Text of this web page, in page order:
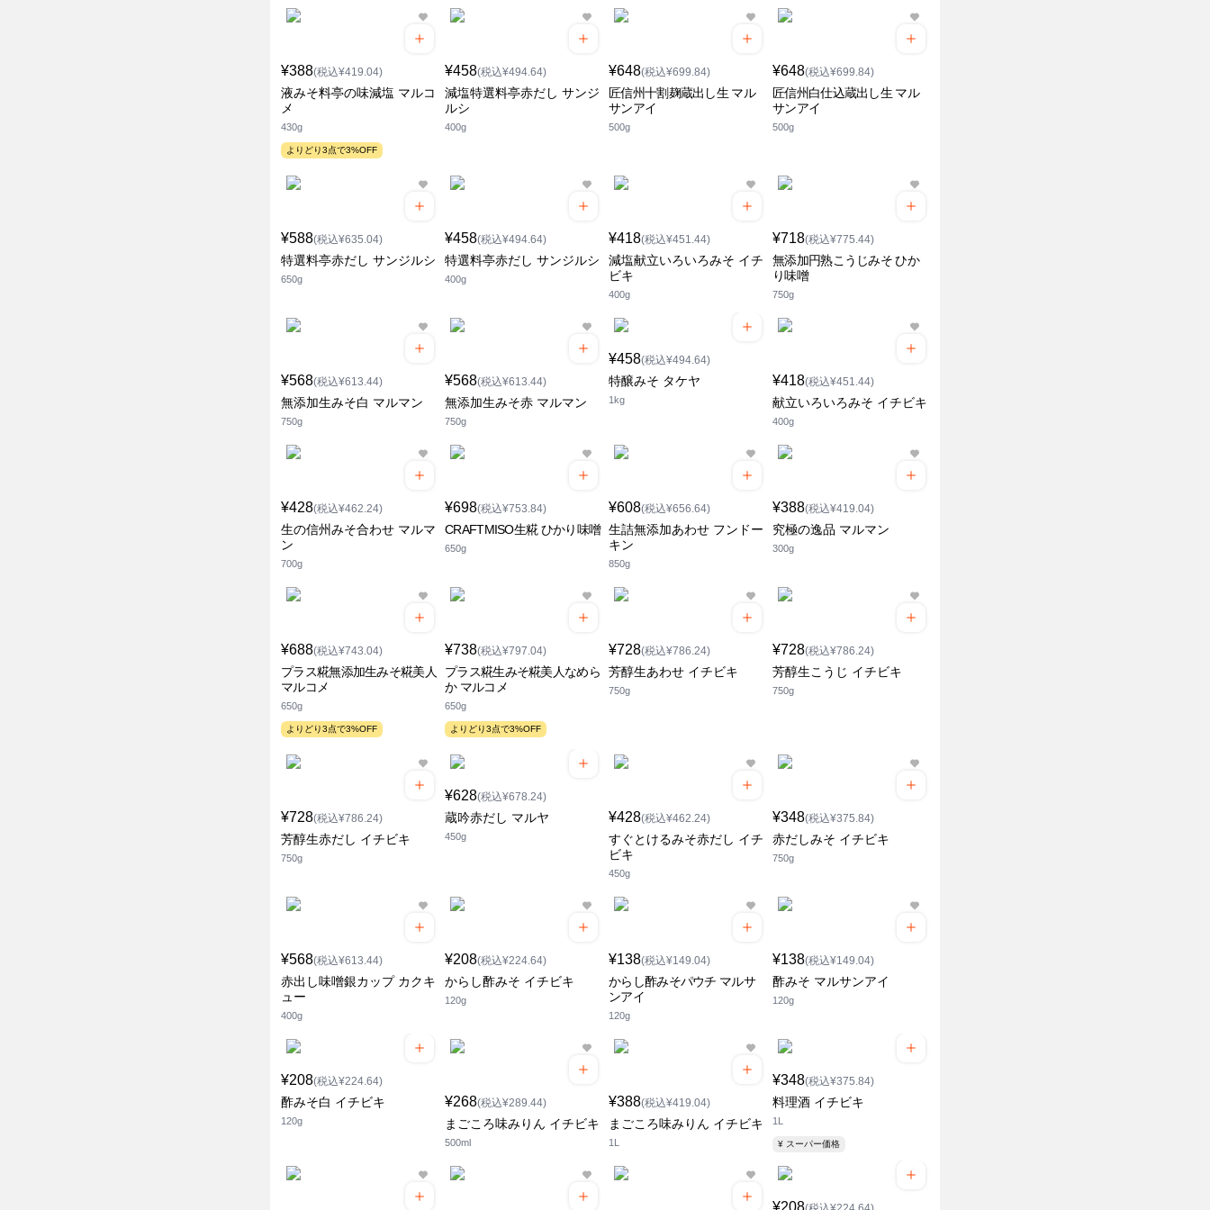
¥388(税込¥419.04)
液みそ料亭の味減塩 マルコ
メ
430g
よりどり3点で3%OFF
¥458(税込¥494.64)
減塩特選料亭赤だし サンジ
ルシ
400g
¥648(税込¥699.84)
匠信州十割麹蔵出し生 マル
サンアイ
500g
¥648(税込¥699.84)
匠信州白仕込蔵出し生 マル
サンアイ
500g
¥588(税込¥635.04)
特選料亭赤だし サンジルシ
650g
¥458(税込¥494.64)
特選料亭赤だし サンジルシ
400g
¥418(税込¥451.44)
減塩献立いろいろみそ イチ
ビキ
400g
¥718(税込¥775.44)
無添加円熟こうじみそ ひか
り味噌
750g
¥568(税込¥613.44)
無添加生みそ白 マルマン
750g
¥568(税込¥613.44)
無添加生みそ赤 マルマン
750g
¥458(税込¥494.64)
特醸みそ タケヤ
1kg
¥418(税込¥451.44)
献立いろいろみそ イチビキ
400g
¥428(税込¥462.24)
生の信州みそ合わせ マルマ
ン
700g
¥698(税込¥753.84)
CRAFTMISO生糀 ひかり味噌
650g
¥608(税込¥656.64)
生詰無添加あわせ フンドー
キン
850g
¥388(税込¥419.04)
究極の逸品 マルマン
300g
¥688(税込¥743.04)
プラス糀無添加生みそ糀美人
マルコメ
650g
よりどり3点で3%OFF
¥738(税込¥797.04)
プラス糀生みそ糀美人なめら
か マルコメ
650g
よりどり3点で3%OFF
¥728(税込¥786.24)
芳醇生あわせ イチビキ
750g
¥728(税込¥786.24)
芳醇生こうじ イチビキ
750g
¥728(税込¥786.24)
芳醇生赤だし イチビキ
750g
¥628(税込¥678.24)
蔵吟赤だし マルヤ
450g
¥428(税込¥462.24)
すぐとけるみそ赤だし イチ
ビキ
450g
¥348(税込¥375.84)
赤だしみそ イチビキ
750g
¥568(税込¥613.44)
赤出し味噌銀カップ カクキ
ュー
400g
¥208(税込¥224.64)
からし酢みそ イチビキ
120g
¥138(税込¥149.04)
からし酢みそパウチ マルサ
ンアイ
120g
¥138(税込¥149.04)
酢みそ マルサンアイ
120g
¥208(税込¥224.64)
酢みそ白 イチビキ
120g
¥268(税込¥289.44)
まごころ味みりん イチビキ
500ml
¥388(税込¥419.04)
まごころ味みりん イチビキ
1L
¥348(税込¥375.84)
料理酒 イチビキ
1L
¥ スーパー価格
¥208